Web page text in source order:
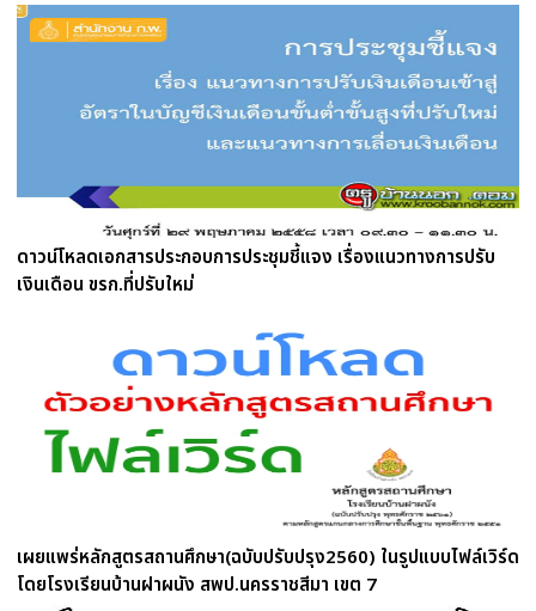
ดาวน์โหลดเอกสารประกอบการประชุมชี้แจง เรื่องแนวทางการปรับ
เงินเดือน ขรก.ที่ปรับใหม่
เผยแพร่หลักสูตรสถานศึกษา(ฉบับปรับปรุง2560) ในรูปแบบไฟล์เวิร์ด
โดยโรงเรียนบ้านฝาผนัง สพป.นครราชสีมา เขต 7